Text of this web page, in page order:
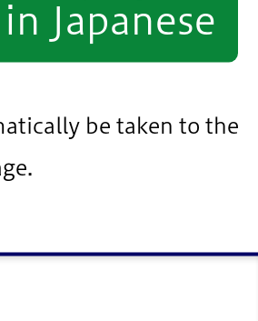
in Japanese
be taken to the